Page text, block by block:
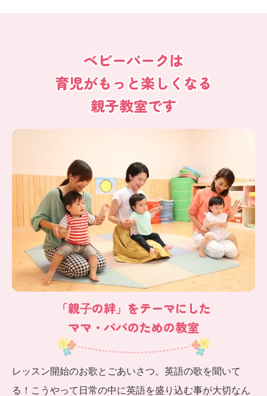
ベビーパークは
育児がもっと楽しくなる
親子教室です
「親⼦の絆」をテーマにした
ママ・パパのための教室
レッスン開始のお歌とごあいさつ。英語の歌を聞いて
る！こうやって日常の中に英語を盛り込む事が大切なん